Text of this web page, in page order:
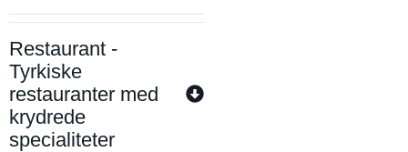
Restaurant -
Tyrkiske
restauranter med
krydrede
specialiteter